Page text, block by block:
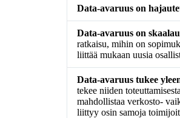
Data-avaruus on
Data-avaruus on
ratkaisu, mihin on
liittää mukaan uusia
Data-avaruus tukee
tekee niiden
mahdollistaa verkosto-
liittyy osin samoja